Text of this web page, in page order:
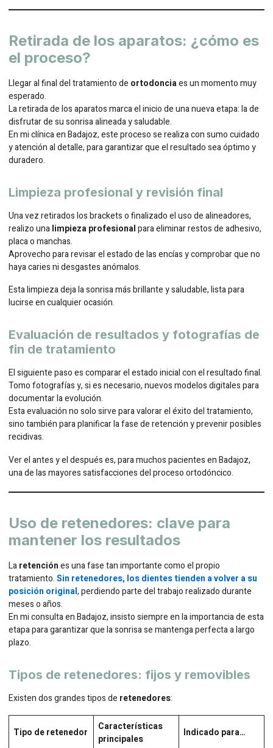
Retirada de los aparatos: ¿cómo es
el proceso?
Llegar al final del tratamiento de ortodonciaes un momento muy
esperado.
La retirada de los aparatos marca el inicio de una nueva etapa: la de
disfrutar de su sonrisa alineada y saludable.
En mi clínica en Badajoz, este proceso se realiza con sumo cuidado
y atención al detalle, para garantizar que el resultado sea óptimo y
duradero.
Limpieza profesional y revisión final
Una vez retirados los brackets o finalizado el uso de alineadores,
realizo unalimpieza profesionalpara eliminar restos de adhesivo,
placa o manchas.
Aprovecho para revisar el estado de las encías y comprobar que no
haya caries ni desgastes anómalos.
Esta limpieza deja la sonrisa más brillante y saludable, lista para
lucirse en cualquier ocasión.
Evaluación de resultados y fotografías de
fin de tratamiento
El siguiente paso es comparar el estado inicial con el resultado final.
Tomo fotografías y, si es necesario, nuevos modelos digitales para
documentar la evolución.
Esta evaluación no solo sirve para valorar el éxito del tratamiento,
sino también para planificar la fase de retención y prevenir posibles
recidivas.
Ver el antes y el después es, para muchos pacientes en Badajoz,
una de las mayores satisfacciones del proceso ortodóncico.
Uso de retenedores: clave para
mantener los resultados
Laretenciónes una fase tan importante como el propio
tratamiento.Sin retenedores, los dientes tienden a volver a su
posición original, perdiendo parte del trabajo realizado durante
meses o años.
En mi consulta en Badajoz, insisto siempre en la importancia de esta
etapa para garantizar que la sonrisa se mantenga perfecta a largo
plazo.
Tipos de retenedores: fijos y removibles
Existen dos grandes tipos de retenedores:
Tipo de retenedor
Características
principales
Indicado para…